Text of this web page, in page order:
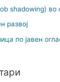
shadowing) во
развој
по јавен